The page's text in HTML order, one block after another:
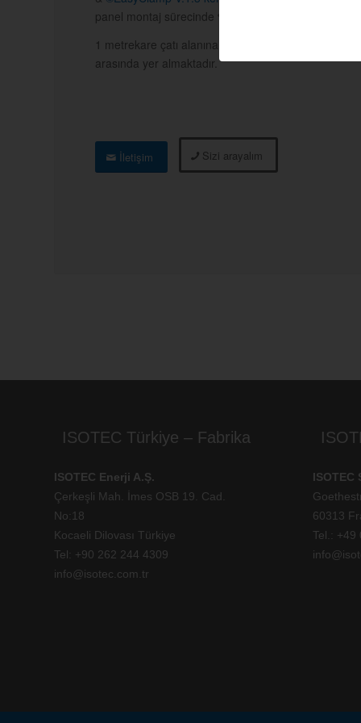
panel montaj sürecinde %25’e kadar hızlı kurulum
1 metrekare çatı alanına 1.4 – 2.4 kg ilave yük
arasında yer almaktadır.
İletişim Sizi arayalım
ISOTEC Türkiye – Fabrika
ISOTEC Enerji A.Ş.
Çerkeşli Mah. İmes OSB 19. Cad.
No:18
Kocaeli Dilovası Türkiye
Tel: +90 262 244 4309
info@isotec.com.tr
ISOTEC
60313
Tel.: +49